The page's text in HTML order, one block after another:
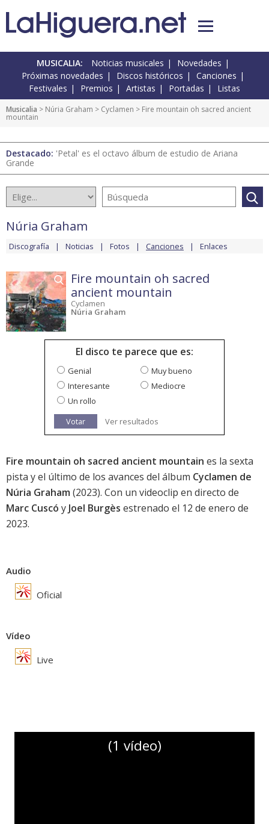
MUSICALIA: Noticias musicales
Novedades
Próximas novedades
Discos históricos
Canciones
Festivales
Premios Artistas Portadas Listas
Musicalia > Núria Graham > Cyclamen > Fire mountain oh sacred ancient
mountain
Destacado: 'Petal' es el octavo álbum de estudio de Ariana
Grande
Núria Graham
Discografía Noticias Fotos Canciones Enlaces
Fire mountain oh sacred
ancient mountain
Cyclamen
Núria Graham
El disco te parece que es:
Genial
Muy bueno
Interesante
Mediocre
Un rollo
Votar
Ver resultados
Fire mountain oh sacred ancient mountain es la sexta
pista y el último de los avances del álbum Cyclamen de
Núria Graham (2023). Con un videoclip en directo de
Marc Cuscó y Joel Burgès estrenado el 12 de enero de
2023.
Audio
Oficial
Vídeo
Live
(1 vídeo)